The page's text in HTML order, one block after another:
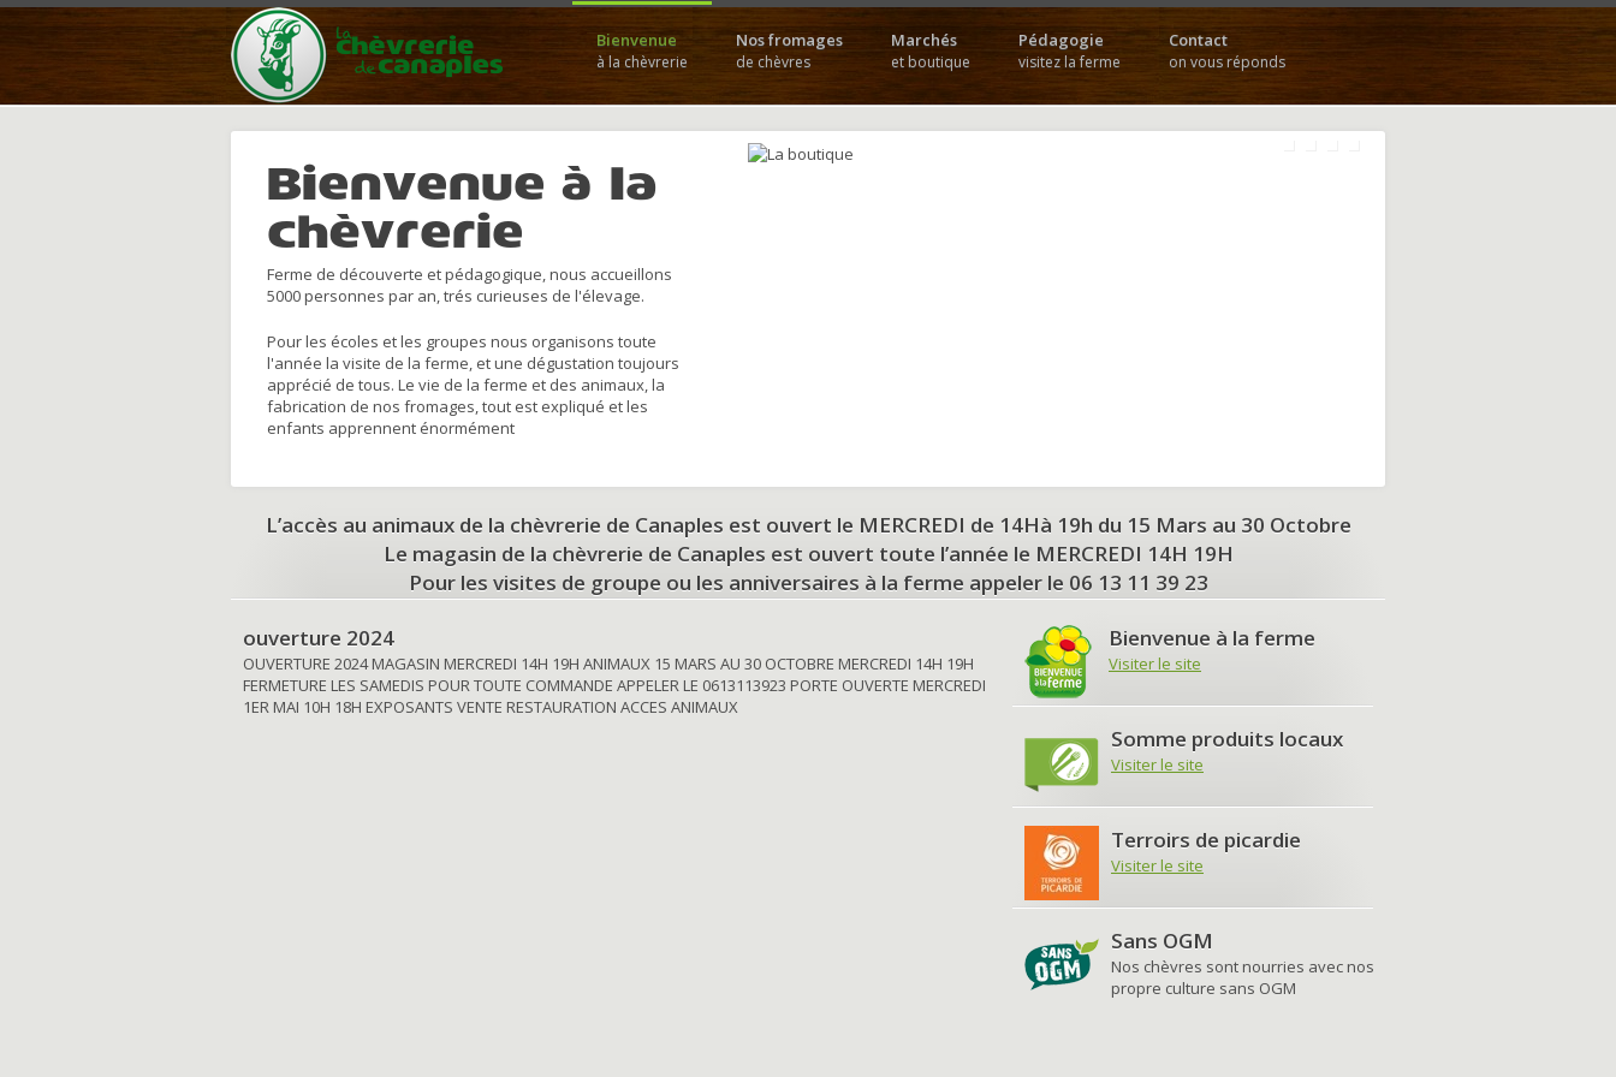
Bienvenue
à la chèvrerie
Nos fromages
de chèvres
Marchés
et boutique
Pédagogie
visitez la ferme
Contact
on vous réponds
Bienvenue à la
chèvrerie
Ferme de découverte et pédagogique, nous accueillons
5000 personnes par an, trés curieuses de l'élevage.
Pour les écoles et les groupes nous organisons toute
l'année la visite de la ferme, et une dégustation toujours
apprécié de tous. Le vie de la ferme et des animaux, la
fabrication de nos fromages, tout est expliqué et les
enfants apprennent énormément
L’accès au animaux de la chèvrerie de Canaples est ouvert le MERCREDI de 14Hà 19h du 15 Mars au 30 Octobre
Le magasin de la chèvrerie de Canaples est ouvert toute l’année le MERCREDI 14H 19H
Pour les visites de groupe ou les anniversaires à la ferme appeler le 06 13 11 39 23
ouverture 2024
OUVERTURE 2024 MAGASIN MERCREDI 14H 19H ANIMAUX 15 MARS AU 30 OCTOBRE MERCREDI 14H 19H
FERMETURE LES SAMEDIS POUR TOUTE COMMANDE APPELER LE 0613113923 PORTE OUVERTE MERCREDI
1ER MAI 10H 18H EXPOSANTS VENTE RESTAURATION ACCES ANIMAUX
Bienvenue à la ferme
Visiter le site
Somme produits locaux
Visiter le site
Terroirs de picardie
Visiter le site
Sans OGM
Nos chèvres sont nourries avec nos
propre culture sans OGM